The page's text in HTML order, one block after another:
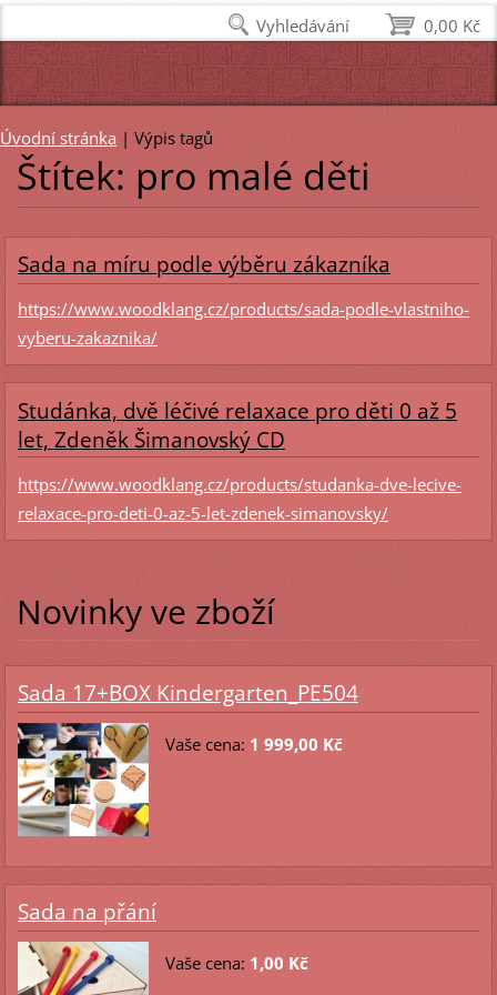
Úvodní stránka | Výpis tagů
Štítek: pro malé děti
Sada na míru podle výběru zákazníka
https://www.woodklang.cz/products/sada-podle-vlastniho-
vyberu-zakaznika/
Studánka, dvě léčivé relaxace pro děti 0 až 5
let, Zdeněk Šimanovský CD
https://www.woodklang.cz/products/studanka-dve-lecive-
relaxace-pro-deti-0-az-5-let-zdenek-simanovsky/
Novinky ve zboží
Sada 17+BOX Kindergarten_PE504
Vaše cena: 1 999,00 Kč
Sada na přání
Vaše cena: 1,00 Kč
0,00 Kč
Vyhledávání